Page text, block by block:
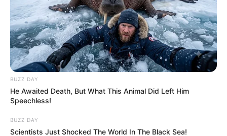
BUZZ DAY
He Awaited Death, But What This Animal Did Left Him
Speechless!
BUZZ DAY
Scientists Just Shocked The World In The Black Sea!